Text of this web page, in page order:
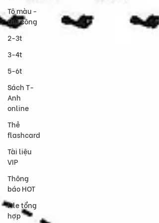
Tô màu -
thủ công
2-3t
3-4t
5-6t
Sách T-
Anh
online
Thẻ
flashcard
Tài liệu
VIP
Thông
báo HOT
FIle tổng
hợp